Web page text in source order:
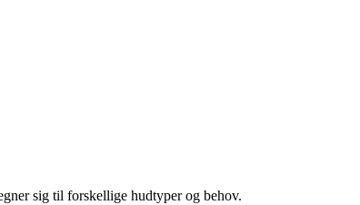
sig til forskellige hudtyper og behov.